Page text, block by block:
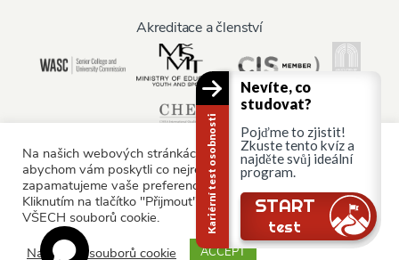
Akreditace a členství
Informace pro:
Rodiče a rodina
Na našich webových stránkách používáme soubory cookie,
abychom vám poskytli co nejrelevantnější služby tím, že si
zapamatujeme vaše preference a opakované návštěvy.
Kliknutím na tlačítko "Přijmout" souhlasíte s používáním
VŠECH souborů cookie.
Nastavení souborů cookie
ACCEPT
Kariérní test osobnosti
Nevíte, co
studovat?
Pojďme to zjistit!
Zkuste tento kvíz a
najděte svůj ideální
program.
START
test